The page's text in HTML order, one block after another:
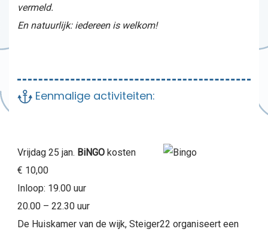
vermeld.
En natuurlijk: iedereen is welkom!
Eenmalige activiteiten:
Vrijdag 25 jan. BiNGO kosten
€ 10,00
Inloop: 19.00 uur
20.00 – 22.30 uur
De Huiskamer van de wijk, Steiger22 organiseert een